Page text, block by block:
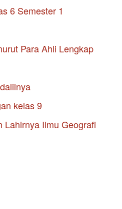
6 Semester 1
Para Ahli Lengkap
kelas 9
Lahirnya Ilmu Geografi